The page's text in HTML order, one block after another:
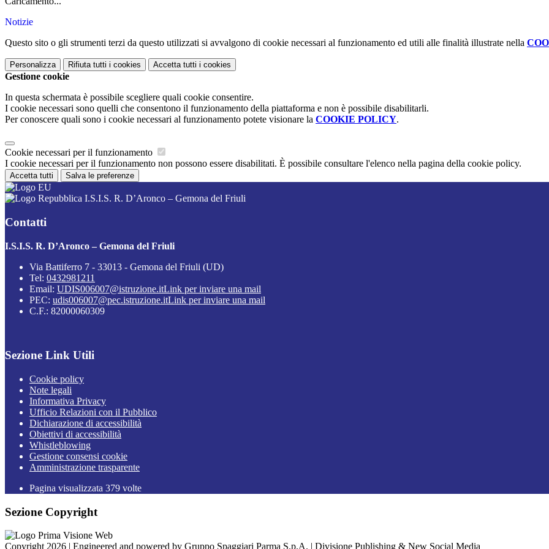
Notizie
Questo sito o gli strumenti terzi da questo utilizzati si avvalgono di cookie necessari al funzionamento ed utili alle finalità illustrate nella
Personalizza Rifiuta tutti i cookies Accetta tutti i cookies
Gestione cookie
In questa schermata è possibile scegliere quali cookie consentire.
I cookie necessari sono quelli che consentono il funzionamento della piattaforma e non è possibile disabilitarli.
Per conoscere quali sono i cookie necessari al funzionamento potete visionare la COOKIE POLICY.
Cookie necessari per il funzionamento
I cookie necessari per il funzionamento non possono essere disabilitati. È possibile consultare l'elenco nella pagina della cookie policy.
Accetta tutti Salva le preferenze
I.S.I.S. R. D’Aronco – Gemona del Friuli
Contatti
I.S.I.S. R. D’Aronco – Gemona del Friuli
Via Battiferro 7 - 33013 - Gemona del Friuli (UD)
Tel: 0432981211
Email: UDIS006007@istruzione.itLink per inviare una mail
PEC: udis006007@pec.istruzione.itLink per inviare una mail
C.F.: 82000060309
Sezione Link Utili
Cookie policy
Note legali
Informativa Privacy
Ufficio Relazioni con il Pubblico
Dichiarazione di accessibilità
Obiettivi di accessibilità
Whistleblowing
Gestione consensi cookie
Amministrazione trasparente
Pagina visualizzata 379 volte
Sezione Copyright
Copyright 2026 | Engineered and powered by Gruppo Spaggiari Parma S.p.A. | Divisione Publishing & New Social Media